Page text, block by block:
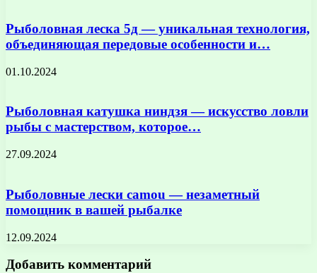
Рыболовная леска 5д — уникальная технология,
объединяющая передовые особенности и…
01.10.2024
Рыболовная катушка ниндзя — искусство ловли
рыбы с мастерством, которое…
27.09.2024
Рыболовные лески camou — незаметный
помощник в вашей рыбалке
12.09.2024
Добавить комментарий